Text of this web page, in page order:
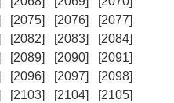
[2075] [2076]
[2077]
[2082] [2083]
[2084]
[2089] [2090]
[2091]
[2096] [2097]
[2098]
[2103] [2104]
[2105]